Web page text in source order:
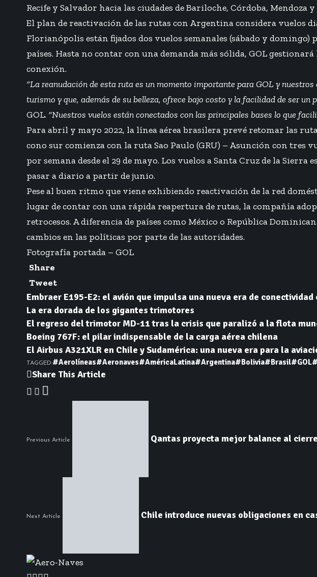
Recife y Salvador hacia las ciudades de Bariloche, Córdoba, Mendoza y
El plan de reactivación de las rutas con Argentina considera vuelos
Florianópolis están fijados dos vuelos semanales (sábado y
países. Hasta no contar con una demanda más sólida, GOL
conexión.
“La reanudación de esta ruta es un momento importante para GOL y
turismo y que, además de su belleza, ofrece bajo costo y la facilidad de ser un
GOL. “Nuestros vuelos están conectados con las principales bases lo que
Para abril y mayo 2022, la línea aérea brasilera prevé retomar las
cono sur comienza con la ruta Sao Paulo (GRU) – Asunción con
por semana desde el 29 de mayo. Los vuelos a Santa Cruz de la
pasar a diario a partir de junio.
Pese al buen ritmo que viene exhibiendo reactivación de la red
lugar de contar con una rápida reapertura de rutas, la compañía
retrocesos. A diferencia de países como México o República
cambios en las políticas por parte de las autoridades.
Fotografía portada – GOL
Share
Tweet
Embraer E195-E2: el avión que impulsa una nueva era de conectividad
La era dorada de los gigantes trimotores
El regreso del trimotor MD-11 tras la crisis que paralizó a la flota
Boeing 767F: el pilar indispensable de la carga aérea chilena
El Airbus A321XLR en Chile y Sudamérica: una nueva era para la
TAGGED:#Aerolíneas#Aeronaves#AméricaLatina#Argentina#Bolivia#Brasil#GOL
Share This Article
Previous Article Qantas proyecta mejor balance al
Next Article Chile introduce nuevas obligaciones en